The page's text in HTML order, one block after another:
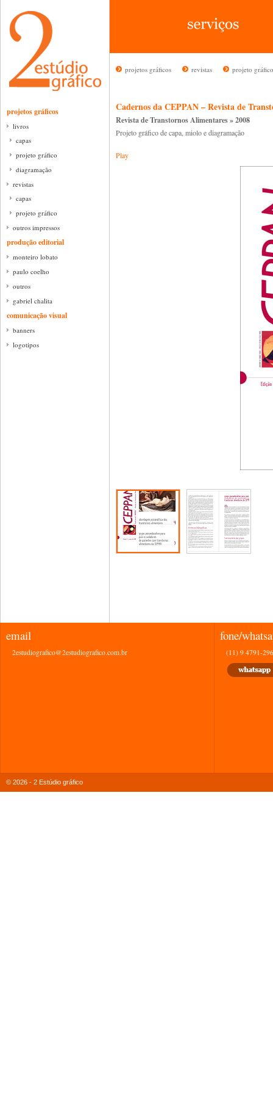
projetos gráficos
livros
capas
projeto gráfico
diagramação
revistas
capas
projeto gráfico
outros impressos
produção editorial
monteiro lobato
paulo coelho
outros
gabriel chalita
comunicação visual
banners
logotipos
projetos gráficos revistas projeto gráfico
Cadernos da CEPPAN – Revista de
Revista de Transtornos Alimentares » 2008
Projeto gráfico de capa, miolo e diagramação
Play
email
2estudiografico@2estudiografico.com.br
fone/
(11) 9 4791-
© 2026 - 2 Estúdio gráfico